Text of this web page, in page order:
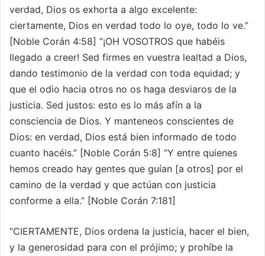
verdad, Dios os exhorta a algo excelente:
ciertamente, Dios en verdad todo lo oye, todo lo ve.”
[Noble Corán 4:58] “¡OH VOSOTROS que habéis
llegado a creer! Sed firmes en vuestra lealtad a Dios,
dando testimonio de la verdad con toda equidad; y
que el odio hacia otros no os haga desviaros de la
justicia. Sed justos: esto es lo más afín a la
consciencia de Dios. Y manteneos conscientes de
Dios: en verdad, Dios está bien informado de todo
cuanto hacéis.” [Noble Corán 5:8] “Y entre quienes
hemos creado hay gentes que guían [a otros] por el
camino de la verdad y que actúan con justicia
conforme a ella.” [Noble Corán 7:181]
“CIERTAMENTE, Dios ordena la justicia, hacer el bien,
y la generosidad para con el prójimo; y prohíbe la